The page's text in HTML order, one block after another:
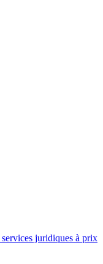
juridiques à prix